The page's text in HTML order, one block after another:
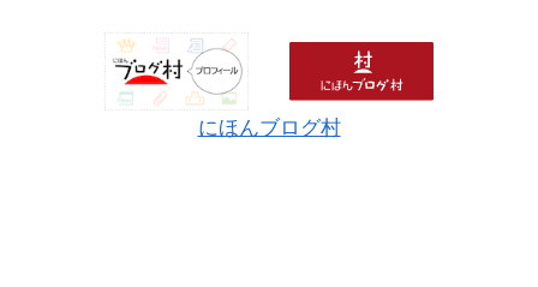
にほんブログ村